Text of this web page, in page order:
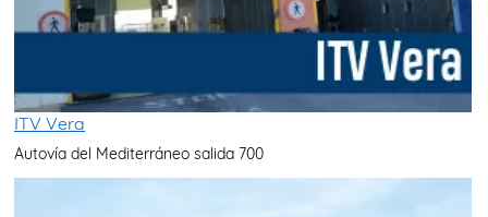
ITV Vera
Autovía del Mediterráneo salida 700